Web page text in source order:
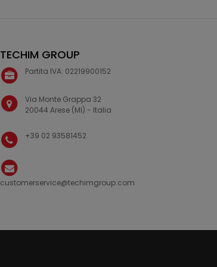
TECHIM GROUP
Partita IVA: 02219900152
Via Monte Grappa 32
20044 Arese (MI) - Italia
+39 02 93581452
customerservice@techimgroup.com